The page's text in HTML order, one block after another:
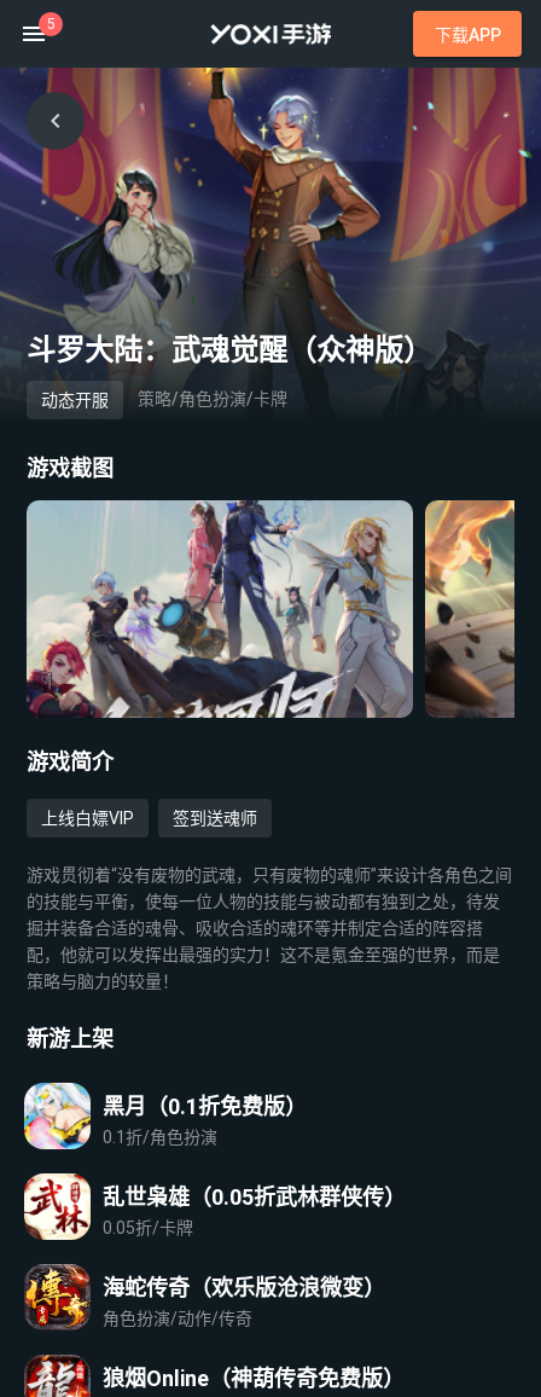
5
下载APP
斗罗大陆：武魂觉醒（众神版）
动态开服 策略/角色扮演/卡牌
游戏截图
游戏简介
上线白嫖VIP 签到送魂师
游戏贯彻着“没有废物的武魂，只有废物的魂师”来设计各角色之间
的技能与平衡，使每一位人物的技能与被动都有独到之处，待发
掘并装备合适的魂骨、吸收合适的魂环等并制定合适的阵容搭
配，他就可以发挥出最强的实力！这不是氪金至强的世界，而是
策略与脑力的较量！
新游上架
黑月（0.1折免费版）
0.1折/角色扮演
乱世枭雄（0.05折武林群侠传）
0.05折/卡牌
海蛇传奇（欢乐版沧浪微变）
角色扮演/动作/传奇
狼烟Online（神葫传奇免费版）